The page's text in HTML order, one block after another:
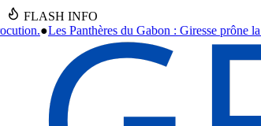
FLASH INFO
prône la reconstruction et la formation jusqu'en